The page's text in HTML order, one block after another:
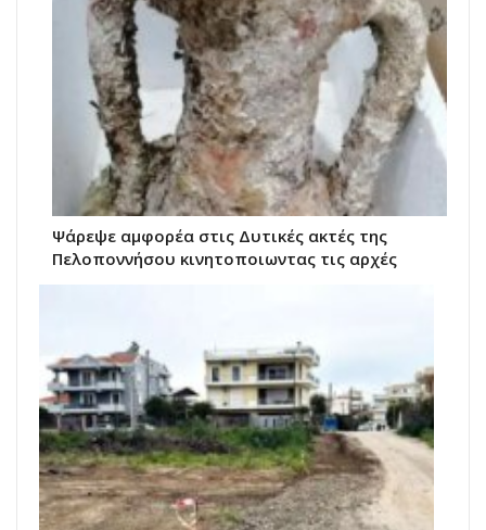
Ψάρεψε αμφορέα στις Δυτικές ακτές της
Πελοποννήσου κινητοποιωντας τις αρχές